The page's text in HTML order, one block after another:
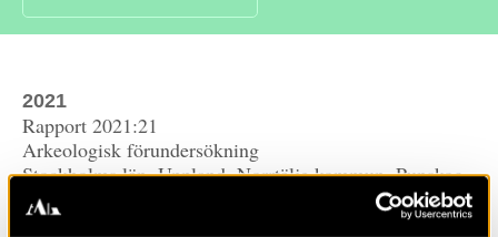
2021
Rapport 2021:21
Arkeologisk förundersökning
Stockholms län, Uppland, Norrtälje kommun, Punskog
1:4 och 1:5, L2015:152, L2015:614, L2019:1150 och
L2019:1152